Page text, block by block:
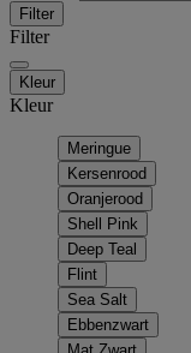
Filter
Filter
Kleur
Kleur
Meringue
Kersenrood
Oranjerood
Shell Pink
Deep Teal
Flint
Sea Salt
Ebbenzwart